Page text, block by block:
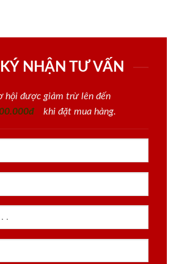
NHẬN TƯ VẤN
hội được giảm trừ lên đến
khi đặt mua hàng.